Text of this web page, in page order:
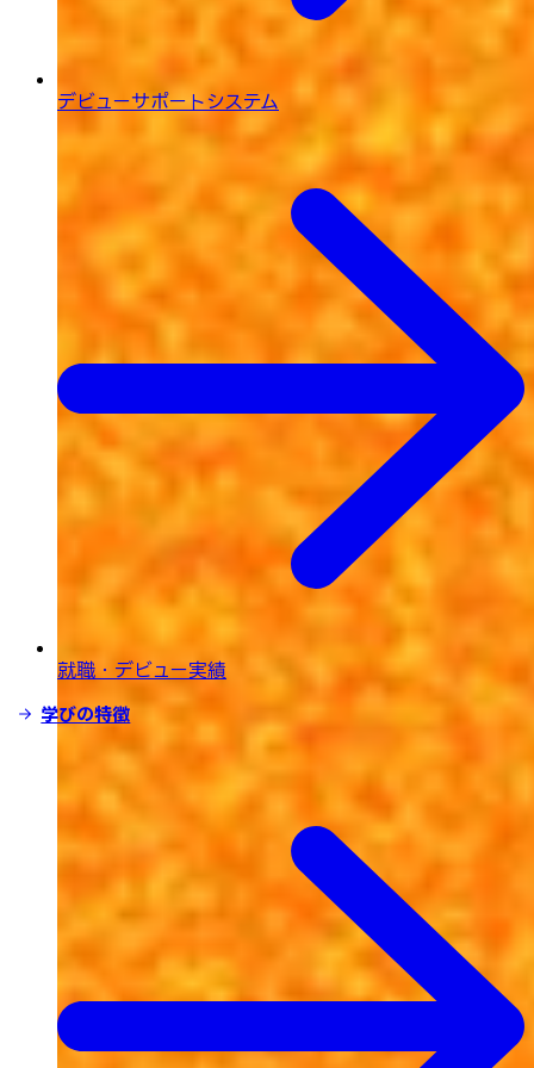
デビューサポートシステム
就職・デビュー実績
学びの特徴